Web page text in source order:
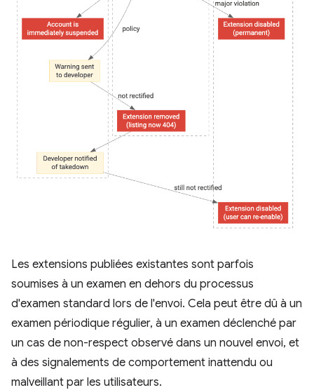
Les extensions publiées existantes sont parfois
soumises à un examen en dehors du processus
d'examen standard lors de l'envoi. Cela peut être dû à un
examen périodique régulier, à un examen déclenché par
un cas de non-respect observé dans un nouvel envoi, et
à des signalements de comportement inattendu ou
malveillant par les utilisateurs.